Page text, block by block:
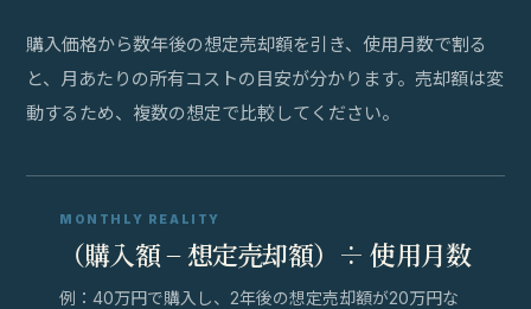
購入価格から数年後の想定売却額を引き、使用月数で割る
と、月あたりの所有コストの目安が分かります。売却額は変
動するため、複数の想定で比較してください。
MONTHLY REALITY
（購入額 − 想定売却額）÷ 使用月数
例：40万円で購入し、2年後の想定売却額が20万円な